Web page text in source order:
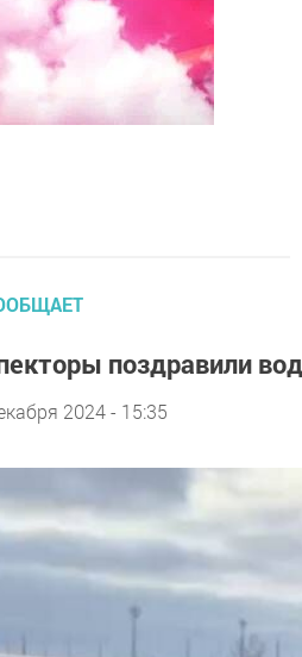
поздравили
2024 - 15:35